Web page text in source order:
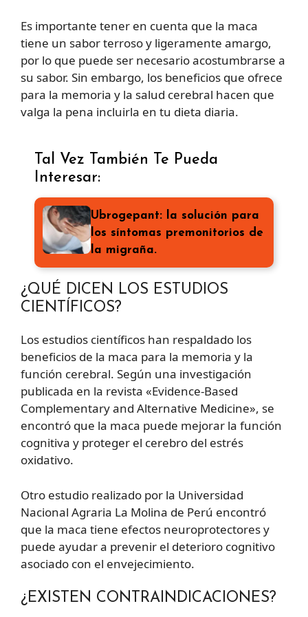
Es importante tener en cuenta que la maca
tiene un sabor terroso y ligeramente amargo,
por lo que puede ser necesario acostumbrarse a
su sabor. Sin embargo, los beneficios que ofrece
para la memoria y la salud cerebral hacen que
valga la pena incluirla en tu dieta diaria.
Tal Vez También Te Pueda
Interesar:
Ubrogepant: la solución para
los síntomas premonitorios de
la migraña.
¿QUÉ DICEN LOS ESTUDIOS
CIENTÍFICOS?
Los estudios científicos han respaldado los
beneficios de la maca para la memoria y la
función cerebral. Según una investigación
publicada en la revista «Evidence-Based
Complementary and Alternative Medicine», se
encontró que la maca puede mejorar la función
cognitiva y proteger el cerebro del estrés
oxidativo.
Otro estudio realizado por la Universidad
Nacional Agraria La Molina de Perú encontró
que la maca tiene efectos neuroprotectores y
puede ayudar a prevenir el deterioro cognitivo
asociado con el envejecimiento.
¿EXISTEN CONTRAINDICACIONES?